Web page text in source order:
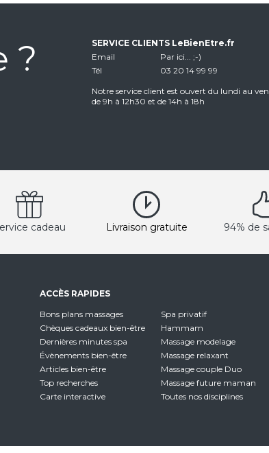
?
SERVICE CLIENTS LeBienEtre.fr
Email
Par ici... ;-)
Tél
03 20 14 99 99
Notre service client est ouvert du lundi au
de 9h à 12h30 et de 14h à 18h
cadeau Livraison gratuite 94% de
ACCÈS RAPIDES
Bons plans massages
Chèques cadeaux bien-être
Dernières minutes spa
Évènements bien-être
Articles bien-être
Top recherches
Carte interactive
Spa privatif
Hammam
Massage modelage
Massage relaxant
Massage couple Duo
Massage future maman
Toutes nos disciplines